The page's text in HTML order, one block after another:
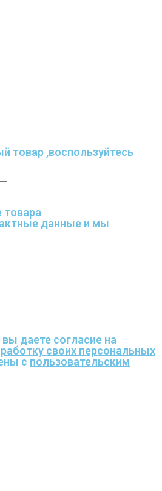
товар ,воспользуйтесь
данные и мы
даете согласие на
своих персональных
с пользовательским